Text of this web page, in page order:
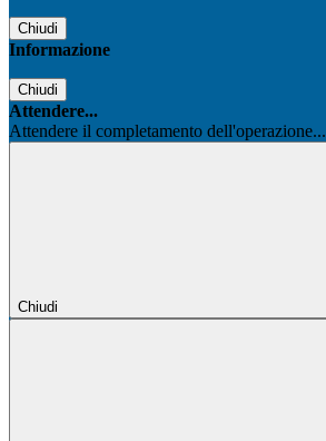
Chiudi
Informazione
Chiudi
Attendere...
Attendere il completamento dell'operazione...
Chiudi